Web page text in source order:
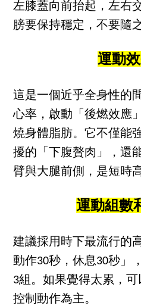
左膝蓋向前抬起，左右
膀要保持穩定，不要隨
運動效
這是一個近乎全身性的
心率，啟動「後燃效應
燒身體脂肪。它不僅能
擾的「下腹贅肉」，還
臂與大腿前側，是短時
運動組數
建議採用時下最流行的
動作30秒，休息30秒」
3組。如果覺得太累，
控制動作為主。